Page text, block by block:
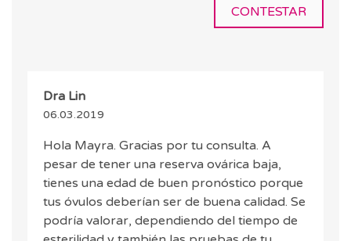
CONTESTAR
Dra Lin
06.03.2019
Hola Mayra. Gracias por tu consulta. A
pesar de tener una reserva ovárica baja,
tienes una edad de buen pronóstico porque
tus óvulos deberían ser de buena calidad. Se
podría valorar, dependiendo del tiempo de